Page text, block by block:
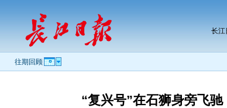
长江
往期回顾
“复兴号”在石狮身旁飞驰